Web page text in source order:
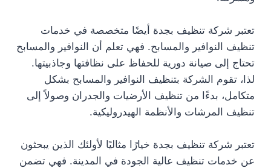
تعتبر شركة تنظيف بجدة أيضًا متخصصة في خدمات
تنظيف النوافير والمسابح. فهي تعلم أن النوافير والمسابح
تحتاج إلى صيانة دورية للحفاظ على نظافتها وجاذبيتها.
لذا، تقوم الشركة بتنظيف النوافير والمسابح بشكل
متكامل، بدءًا من تنظيف الأرضيات والجدران وصولاً إلى
تنظيف المرشات والأنظمة الهيدروليكية.
تعتبر شركة تنظيف بجدة خيارًا مثاليًا لأولئك الذين يبحثون
عن خدمات تنظيف عالية الجودة في المدينة. فهي تضمن